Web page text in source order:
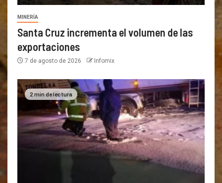
MINERÍA
Santa Cruz incrementa el volumen de las
exportaciones
7 de agosto de 2026 Infomix
2 min de lectura